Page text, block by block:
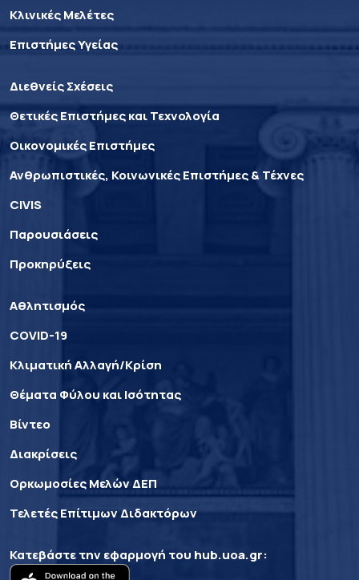
Κλινικές Μελέτες
Επιστήμες Υγείας
Διεθνείς Σχέσεις
Θετικές Επιστήμες και Τεχνολογία
Οικονομικές Επιστήμες
Ανθρωπιστικές, Κοινωνικές Επιστήμες & Τέχνες
CIVIS
Παρουσιάσεις
Προκηρύξεις
Αθλητισμός
COVID-19
Κλιματική Αλλαγή/Κρίση
Θέματα Φύλου και Ισότητας
Βίντεο
Διακρίσεις
Ορκωμοσίες Μελών ΔΕΠ
Τελετές Επίτιμων Διδακτόρων
Κατεβάστε την εφαρμογή του hub.uoa.gr: